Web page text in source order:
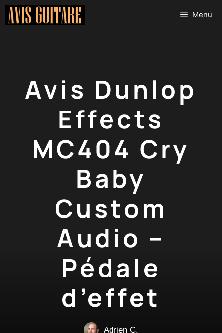
Aller
Menu
Avis Dunlop
Effects
MC404 Cry
Baby
Custom
Audio –
Pédale
d’effet
Adrien C.